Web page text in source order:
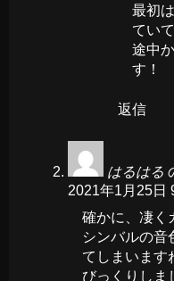
最初
ていて
途中
す！
返信
はるはる
2021年1月25日
確かに、凄く
シンバルの音
てしまいます
びっくりしま